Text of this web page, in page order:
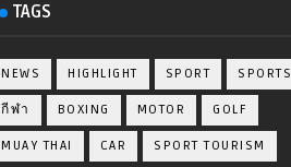
TAGS
NEWS HIGHLIGHT SPORT SPORTS
กีฬา BOXING MOTOR GOLF
MUAY THAI CAR SPORT TOURISM